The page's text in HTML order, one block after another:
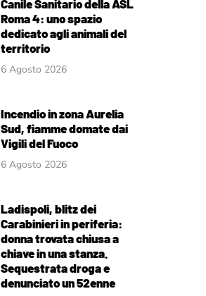
Canile Sanitario della ASL
Roma 4: uno spazio
dedicato agli animali del
territorio
6 Agosto 2026
Incendio in zona Aurelia
Sud, fiamme domate dai
Vigili del Fuoco
6 Agosto 2026
Ladispoli, blitz dei
Carabinieri in periferia:
donna trovata chiusa a
chiave in una stanza.
Sequestrata droga e
denunciato un 52enne